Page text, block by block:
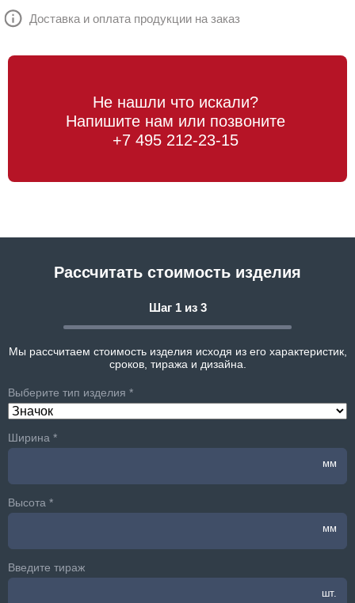
Доставка и оплата продукции на заказ
Не нашли что искали?
Напишите нам или позвоните
+7 495 212-23-15
Рассчитать стоимость изделия
Шаг 1 из 3
Мы рассчитаем стоимость изделия исходя из его характеристик,
сроков, тиража и дизайна.
Выберите тип изделия *
Ширина *
мм
Высота *
мм
Введите тираж
шт.